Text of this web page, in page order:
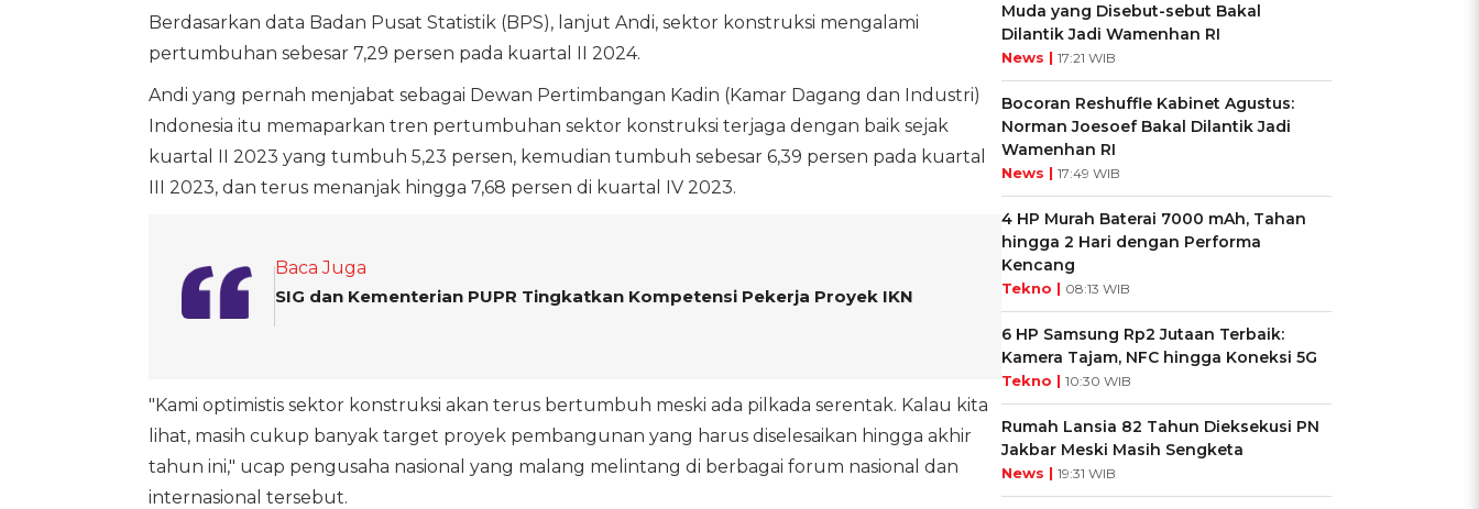
Berdasarkan data Badan Pusat Statistik (BPS), lanjut Andi, sektor konstruksi mengalami
pertumbuhan sebesar 7,29 persen pada kuartal II 2024.
Andi yang pernah menjabat sebagai Dewan Pertimbangan Kadin (Kamar Dagang dan Industri)
Indonesia itu memaparkan tren pertumbuhan sektor konstruksi terjaga dengan baik sejak
kuartal II 2023 yang tumbuh 5,23 persen, kemudian tumbuh sebesar 6,39 persen pada kuartal
III 2023, dan terus menanjak hingga 7,68 persen di kuartal IV 2023.
Baca Juga
SIG dan Kementerian PUPR Tingkatkan Kompetensi Pekerja Proyek IKN
"Kami optimistis sektor konstruksi akan terus bertumbuh meski ada pilkada serentak. Kalau kita
lihat, masih cukup banyak target proyek pembangunan yang harus diselesaikan hingga akhir
tahun ini," ucap pengusaha nasional yang malang melintang di berbagai forum nasional dan
internasional tersebut.
Muda yang Disebut-sebut Bakal
Dilantik Jadi Wamenhan RI
News | 17:21 WIB
Bocoran Reshuffle Kabinet Agustus:
Norman Joesoef Bakal Dilantik Jadi
Wamenhan RI
News | 17:49 WIB
4 HP Murah Baterai 7000 mAh, Tahan
hingga 2 Hari dengan Performa
Kencang
Tekno | 08:13 WIB
6 HP Samsung Rp2 Jutaan Terbaik:
Kamera Tajam, NFC hingga Koneksi 5G
Tekno | 10:30 WIB
Rumah Lansia 82 Tahun Dieksekusi PN
Jakbar Meski Masih Sengketa
News | 19:31 WIB